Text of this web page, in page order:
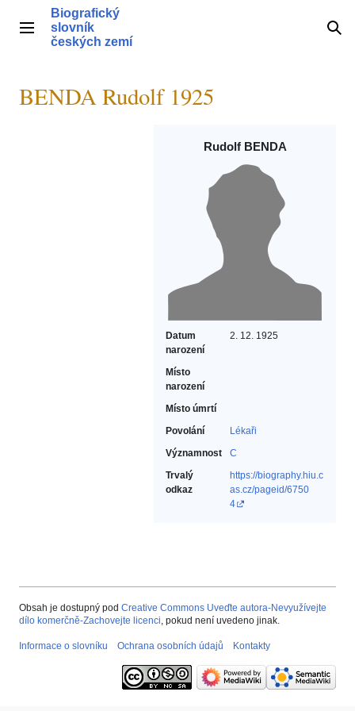
obsahHlavní menu
Biografický
slovník
českých zemí
BENDA Rudolf 1925
Rudolf BENDA
Datum
narození
2. 12. 1925
Místo
narození
Místo úmrtí
Povolání
Lékaři‎
Významnost
C
Trvalý
odkaz
https://biography.hiu.c
as.cz/pageid/6750
4
Obsah je dostupný pod Creative Commons Uveďte autora-Nevyužívejte
dílo komerčně-Zachovejte licenci, pokud není uvedeno jinak.
Informace o slovníku Ochrana osobních údajů Kontakty